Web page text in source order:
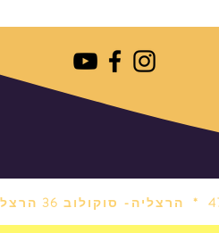
הרצליה- סוקולוב 36 הרצליה *